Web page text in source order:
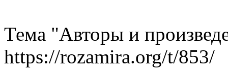
Тема "Авторы и
https://rozamira.org/t/853/